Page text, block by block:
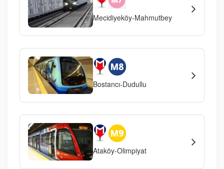
Mecidiyeköy-Mahmutbey
Bostancı-Dudullu
Ataköy-Olimpiyat